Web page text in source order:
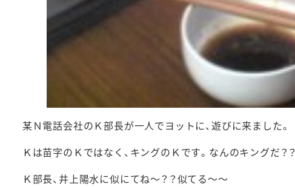
某Ｎ電話会社のＫ部長が一人でヨットに、遊びに来ました。
Ｋは苗字のＫではなく、キングのＫです。なんのキングだ？？
Ｋ部長、井上陽水に似にてね～？？似てる～～